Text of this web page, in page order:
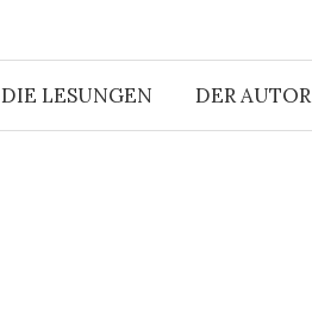
DIE LESUNGEN DER AUTOR